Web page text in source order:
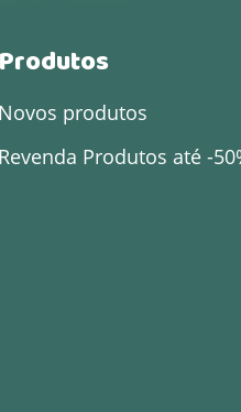
Produtos
Novos produtos
Revenda Produtos até -